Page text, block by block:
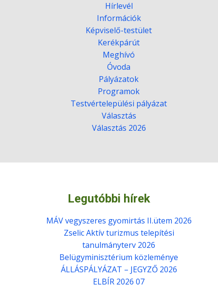
Hírlevél
Információk
Képviselő-testület
Kerékpárút
Meghívó
Óvoda
Pályázatok
Programok
Testvértelepülési pályázat
Választás
Választás 2026
Legutóbbi hírek
MÁV vegyszeres gyomirtás II.ütem 2026
Zselic Aktív turizmus telepítési
tanulmányterv 2026
Belügyminisztérium közleménye
ÁLLÁSPÁLYÁZAT – JEGYZŐ 2026
ELBÍR 2026 07